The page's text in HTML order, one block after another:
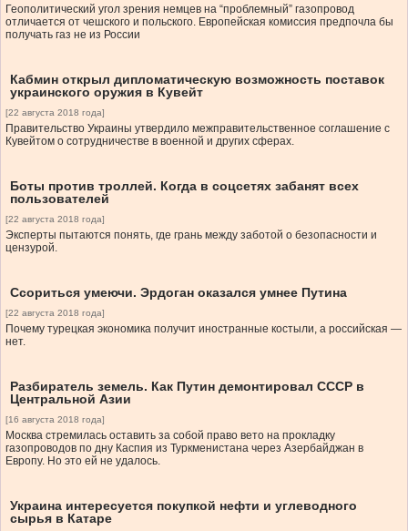
Геополитический угол зрения немцев на “проблемный” газопровод
отличается от чешского и польского. Европейская комиссия предпочла бы
получать газ не из России
Кабмин открыл дипломатическую возможность поставок
украинского оружия в Кувейт
[22 августа 2018 года]
Правительство Украины утвердило межправительственное соглашение с
Кувейтом о сотрудничестве в военной и других сферах.
Боты против троллей. Когда в соцсетях забанят всех
пользователей
[22 августа 2018 года]
Эксперты пытаются понять, где грань между заботой о безопасности и
цензурой.
Ссориться умеючи. Эрдоган оказался умнее Путина
[22 августа 2018 года]
Почему турецкая экономика получит иностранные костыли, а российская —
нет.
Разбиратель земель. Как Путин демонтировал СССР в
Центральной Азии
[16 августа 2018 года]
Москва стремилась оставить за собой право вето на прокладку
газопроводов по дну Каспия из Туркменистана через Азербайджан в
Европу. Но это ей не удалось.
Украина интересуется покупкой нефти и углеводного
сырья в Катаре